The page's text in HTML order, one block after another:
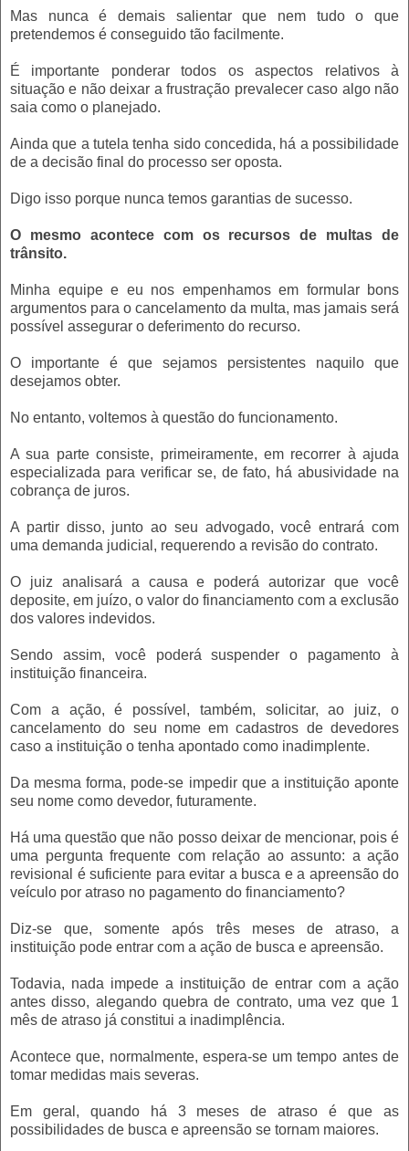
Mas nunca é demais salientar que nem tudo o que
pretendemos é conseguido tão facilmente.
É importante ponderar todos os aspectos relativos à
situação e não deixar a frustração prevalecer caso algo não
saia como o planejado.
Ainda que a tutela tenha sido concedida, há a possibilidade
de a decisão final do processo ser oposta.
Digo isso porque nunca temos garantias de sucesso.
O mesmo acontece com os recursos de multas de
trânsito.
Minha equipe e eu nos empenhamos em formular bons
argumentos para o cancelamento da multa, mas jamais será
possível assegurar o deferimento do recurso.
O importante é que sejamos persistentes naquilo que
desejamos obter.
No entanto, voltemos à questão do funcionamento.
A sua parte consiste, primeiramente, em recorrer à ajuda
especializada para verificar se, de fato, há abusividade na
cobrança de juros.
A partir disso, junto ao seu advogado, você entrará com
uma demanda judicial, requerendo a revisão do contrato.
O juiz analisará a causa e poderá autorizar que você
deposite, em juízo, o valor do financiamento com a exclusão
dos valores indevidos.
Sendo assim, você poderá suspender o pagamento à
instituição financeira.
Com a ação, é possível, também, solicitar, ao juiz, o
cancelamento do seu nome em cadastros de devedores
caso a instituição o tenha apontado como inadimplente.
Da mesma forma, pode-se impedir que a instituição aponte
seu nome como devedor, futuramente.
Há uma questão que não posso deixar de mencionar, pois é
uma pergunta frequente com relação ao assunto: a ação
revisional é suficiente para evitar a busca e a apreensão do
veículo por atraso no pagamento do financiamento?
Diz-se que, somente após três meses de atraso, a
instituição pode entrar com a ação de busca e apreensão.
Todavia, nada impede a instituição de entrar com a ação
antes disso, alegando quebra de contrato, uma vez que 1
mês de atraso já constitui a inadimplência.
Acontece que, normalmente, espera-se um tempo antes de
tomar medidas mais severas.
Em geral, quando há 3 meses de atraso é que as
possibilidades de busca e apreensão se tornam maiores.